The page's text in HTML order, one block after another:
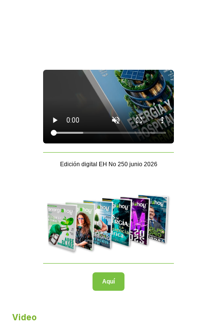
Edición digital EH No 250 junio 2026
Aquí
Video